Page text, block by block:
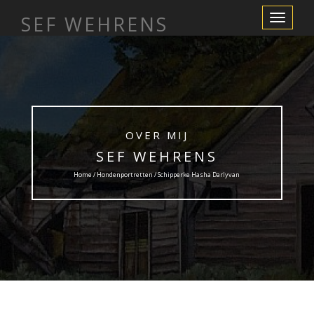
Toggle
Navigation
SEF WEHRENS
OVER MIJ
SEF WEHRENS
Home /Hondenportretten/ Schipperke Hasha Darlyvan